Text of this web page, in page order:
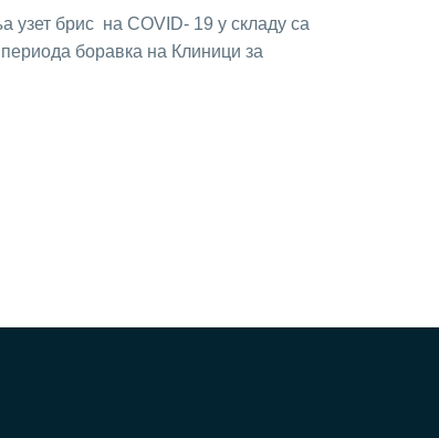
узет брис на COVID- 19 у складу са
боравка на Клиници за